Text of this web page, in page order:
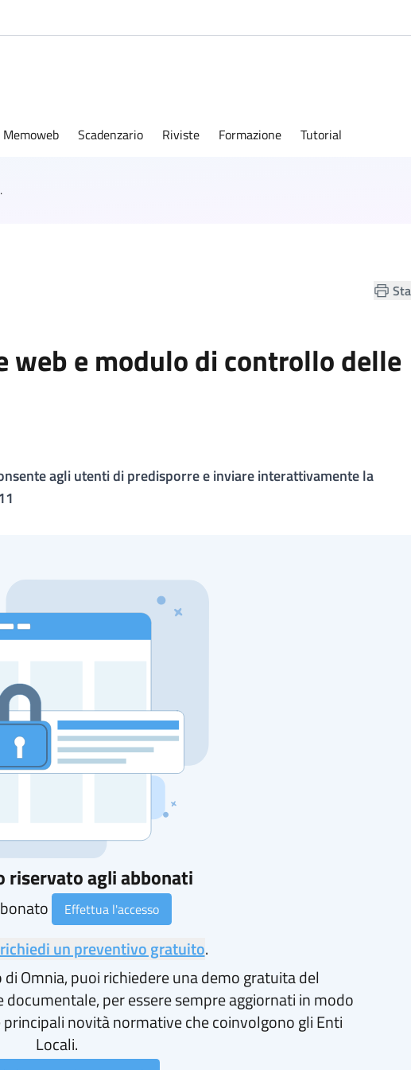
Memoweb Scadenzario Riviste Formazione Tutorial
telematiche
web e modulo di controllo delle
agli utenti di predisporre e inviare interattivamente la
riservato agli abbonati
Effettua l'accesso
richiedi un preventivo gratuito.
Omnia, puoi richiedere una demo gratuita del
per essere sempre aggiornati in modo
novità normative che coinvolgono gli Enti
Locali.